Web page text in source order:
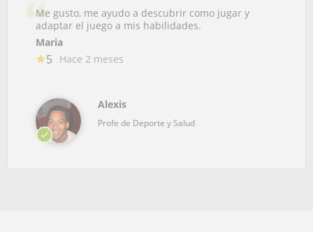
Me gusto, me ayudo a descubrir como jugar y
adaptar el juego a mis habilidades.
Maria
5 Hace 2 meses
Alexis
Profe de Deporte y Salud